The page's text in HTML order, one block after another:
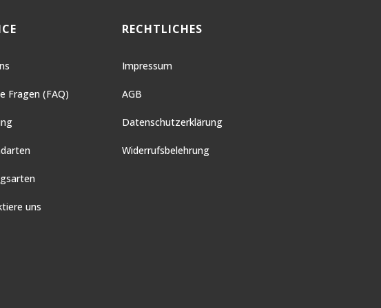
Fragen (FAQ)
uns
RECHTLICHES
Impressum
AGB
Datenschutzerklärung
Widerrufsbelehrung